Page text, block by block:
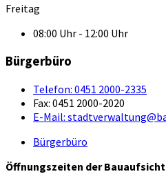
Freitag
08:00 Uhr - 12:00 Uhr
Bürgerbüro
Telefon: 0451 2000-2335
Fax: 0451 2000-2020
E-Mail:
Bürgerbüro
Öffnungszeiten der Bauaufsicht